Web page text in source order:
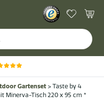
Gartenset > Taste by 4
Minerva-Tisch 220 x 95 cm *